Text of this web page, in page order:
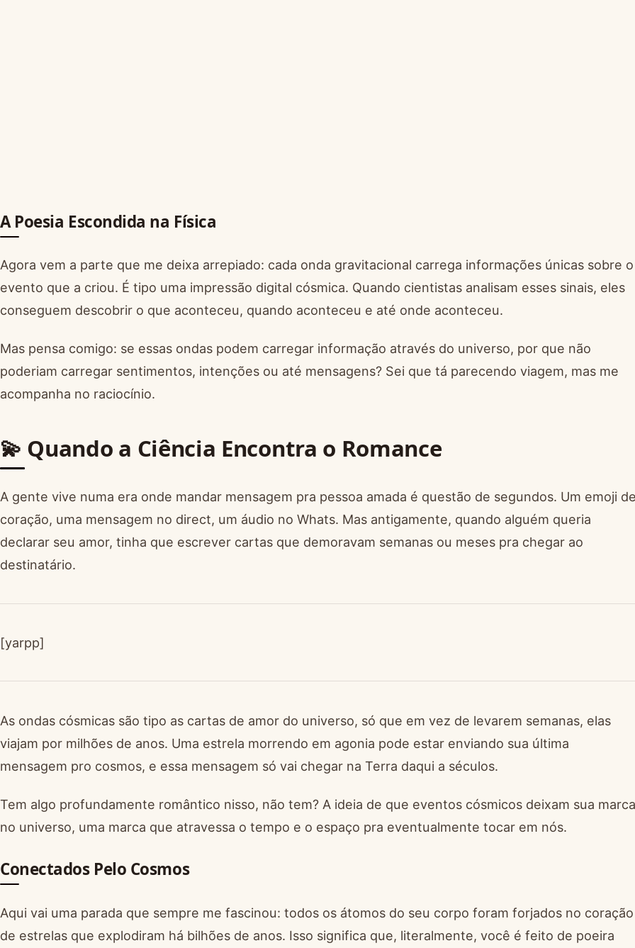
A Poesia Escondida na Física
Agora vem a parte que me deixa arrepiado: cada onda gravitacional carrega informações únicas sobre o
evento que a criou. É tipo uma impressão digital cósmica. Quando cientistas analisam esses sinais, eles
conseguem descobrir o que aconteceu, quando aconteceu e até onde aconteceu.
Mas pensa comigo: se essas ondas podem carregar informação através do universo, por que não
poderiam carregar sentimentos, intenções ou até mensagens? Sei que tá parecendo viagem, mas me
acompanha no raciocínio.
💫 Quando a Ciência Encontra o Romance
A gente vive numa era onde mandar mensagem pra pessoa amada é questão de segundos. Um emoji
coração, uma mensagem no direct, um áudio no Whats. Mas antigamente, quando alguém queria
declarar seu amor, tinha que escrever cartas que demoravam semanas ou meses pra chegar ao
destinatário.
[yarpp]
As ondas cósmicas são tipo as cartas de amor do universo, só que em vez de levarem semanas, elas
viajam por milhões de anos. Uma estrela morrendo em agonia pode estar enviando sua última
mensagem pro cosmos, e essa mensagem só vai chegar na Terra daqui a séculos.
Tem algo profundamente romântico nisso, não tem? A ideia de que eventos cósmicos deixam sua marca
no universo, uma marca que atravessa o tempo e o espaço pra eventualmente tocar em nós.
Conectados Pelo Cosmos
Aqui vai uma parada que sempre me fascinou: todos os átomos do seu corpo foram forjados no coração
de estrelas que explodiram há bilhões de anos. Isso significa que, literalmente, você é feito de poeira